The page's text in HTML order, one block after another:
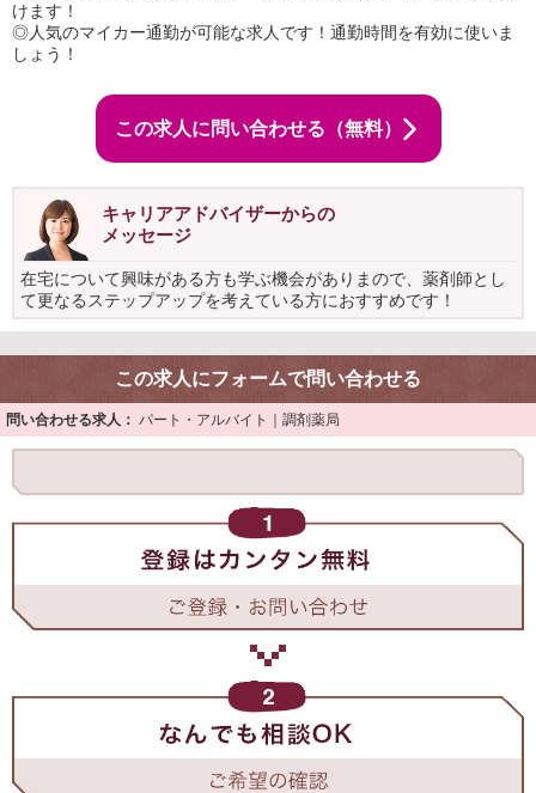
けます！
◎人気のマイカー通勤が可能な求人です！通勤時間を有効に使いま
しょう！
この求人に問い合わせる（無料）
キャリアアドバイザーからの
メッセージ
在宅について興味がある方も学ぶ機会がありまので、薬剤師とし
て更なるステップアップを考えている方におすすめです！
この求人にフォームで問い合わせる
問い合わせる求人： パート・アルバイト｜調剤薬局